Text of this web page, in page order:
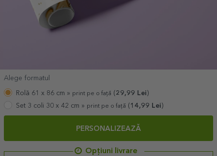
Alege formatul
Rolă 61 x 86 cm » print pe o față ( 29,99 Lei )
Set 3 coli 30 x 42 cm » print pe o față (14,99 Lei)
PERSONALIZEAZĂ
Opțiuni livrare